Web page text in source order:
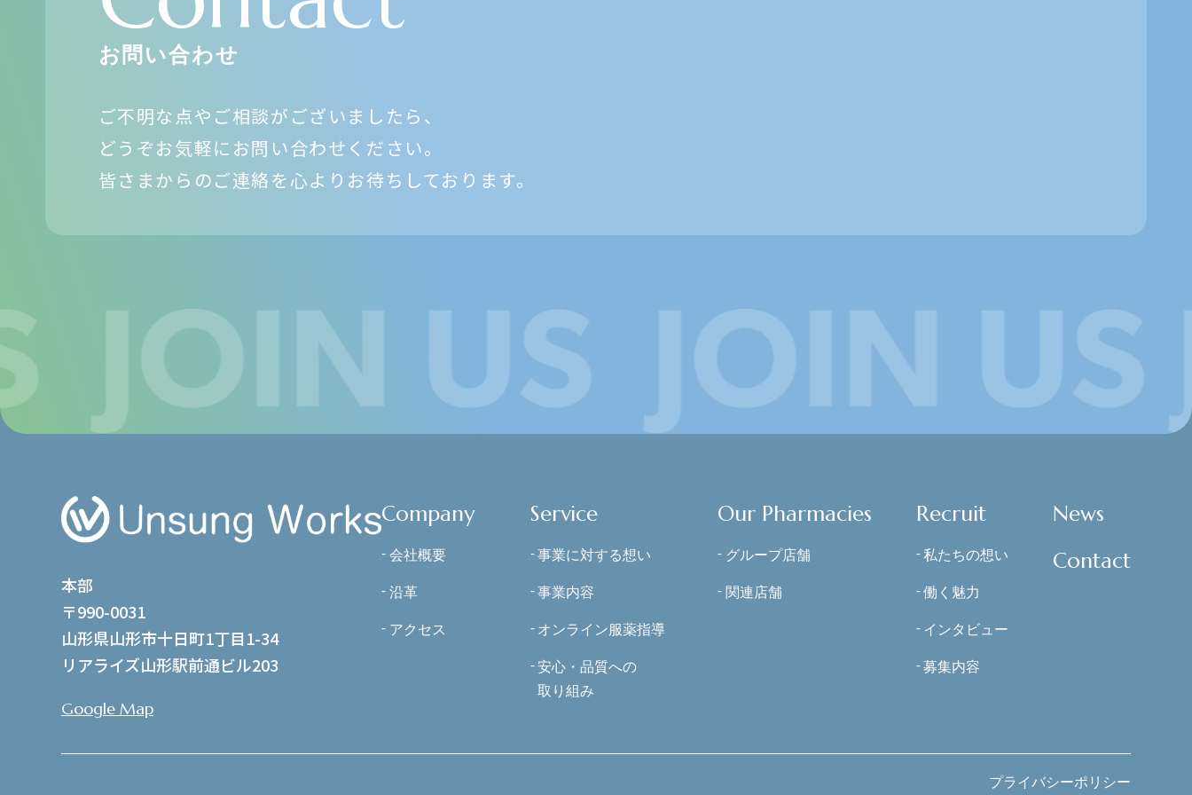
お問い合わせ
ご不明な点やご相談がございましたら、
どうぞお気軽にお問い合わせください。
皆さまからのご連絡を心よりお待ちしております。
本部
〒990-0031
山形県山形市十日町1丁目1-34
リアライズ山形駅前通ビル203
Google Map
Company
会社概要
沿革
アクセス
Service
事業に対する想い
事業内容
オンライン服薬指導
安心・品質への
取り組み
Our Pharmacies
グループ店舗
関連店舗
Recruit
私たちの想い
働く魅力
インタビュー
募集内容
News
Contact
プライバシーポリシー